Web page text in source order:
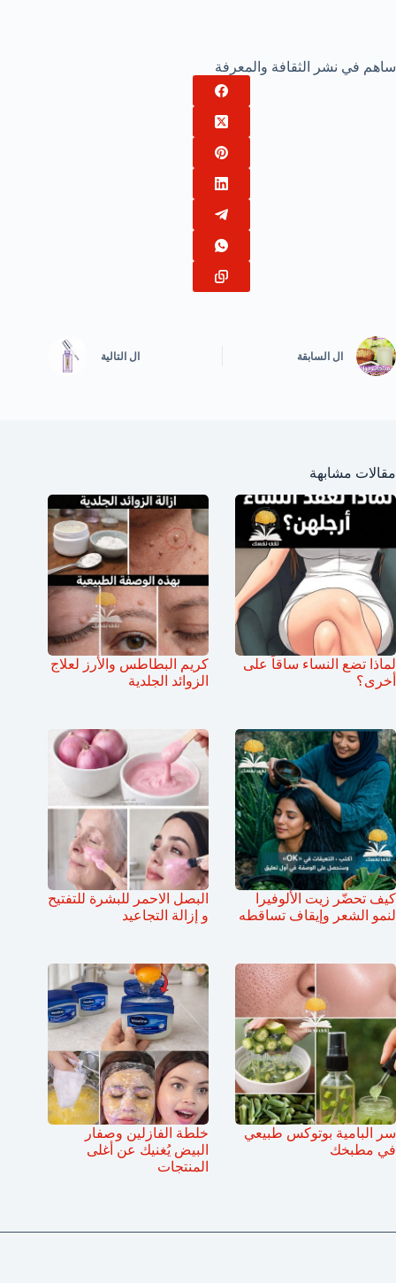
ساهم في نشر الثقافة والمعرفة
ال السابقة ال التالية
مقالات مشابهة
لماذا تضع النساء ساقاً على
أخرى؟
كريم البطاطس والأرز لعلاج
الزوائد الجلدية
كيف تحضّر زيت الألوفيرا
لنمو الشعر وإيقاف تساقطه
البصل الاحمر للبشرة للتفتيح
و إزالة التجاعيد
سر البامية بوتوكس طبيعي
في مطبخك
خلطة الفازلين وصفار
البيض يُغنيك عن أغلى
المنتجات